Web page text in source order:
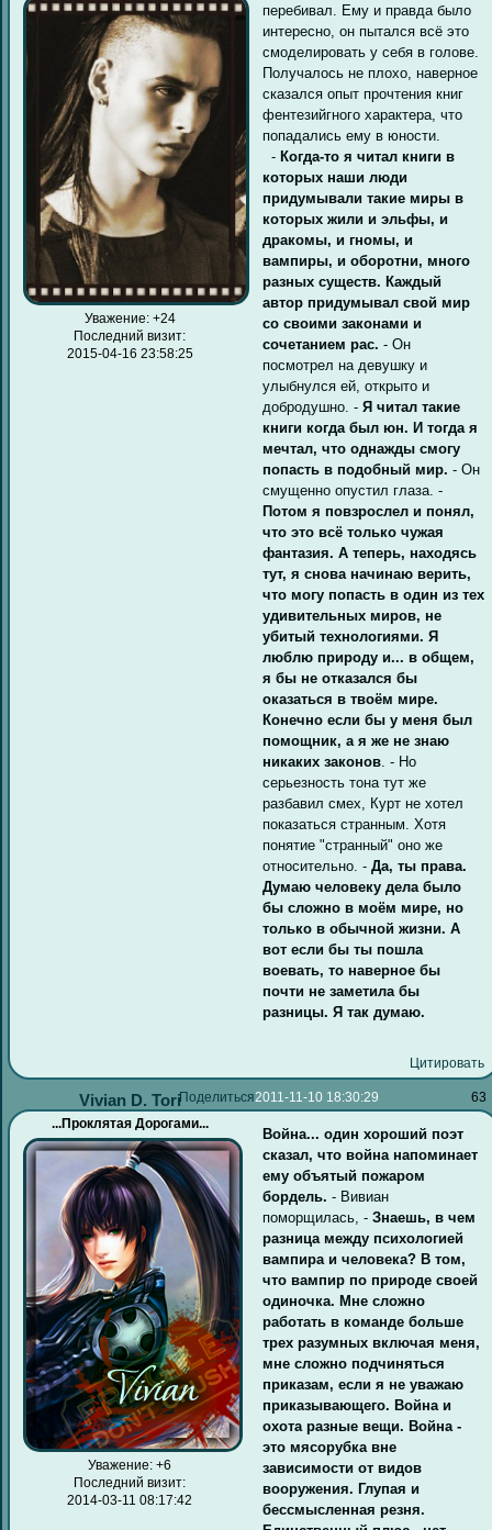
Уважение: +24
Последний визит:
2015-04-16 23:58:25
перебивал. Ему и правда было
интересно, он пытался всё это
смоделировать у себя в голове.
Получалось не плохо, наверное
сказался опыт прочтения книг
фентезийгного характера, что
попадались ему в юности.
- Когда-то я читал книги в
которых наши люди
придумывали такие миры в
которых жили и эльфы, и
дракомы, и гномы, и
вампиры, и оборотни, много
разных существ. Каждый
автор придумывал свой мир
со своими законами и
сочетанием рас. - Он
посмотрел на девушку и
улыбнулся ей, открыто и
добродушно. -Я читал такие
книги когда был юн. И тогда я
мечтал, что однажды смогу
попасть в подобный мир. - Он
смущенно опустил глаза. -
Потом я повзрослел и понял,
что это всё только чужая
фантазия. А теперь, находясь
тут, я снова начинаю верить,
что могу попасть в один из тех
удивительных миров, не
убитый технологиями. Я
люблю природу и... в общем,
я бы не отказался бы
оказаться в твоём мире.
Конечно если бы у меня был
помощник, а я же не знаю
никаких законов. - Но
серьезность тона тут же
разбавил смех, Курт не хотел
показаться странным. Хотя
понятие "странный" оно же
относительно. -Да, ты права.
Думаю человеку дела было
бы сложно в моём мире, но
только в обычной жизни. А
вот если бы ты пошла
воевать, то наверное бы
почти не заметила бы
разницы. Я так думаю.
Цитировать
Поделиться 63
2011-11-10 18:30:29
Vivian D. Tori
...Проклятая Дорогами...
Уважение: +6
Последний визит:
2014-03-11 08:17:42
Война... один хороший поэт
сказал, что война напоминает
ему объятый пожаром
бордель.- Вивиан
поморщилась, -Знаешь, в чем
разница между психологией
вампира и человека? В том,
что вампир по природе своей
одиночка. Мне сложно
работать в команде больше
трех разумных включая меня,
мне сложно подчиняться
приказам, если я не уважаю
приказывающего. Война и
охота разные вещи. Война -
это мясорубка вне
зависимости от видов
вооружения. Глупая и
бессмысленная резня.